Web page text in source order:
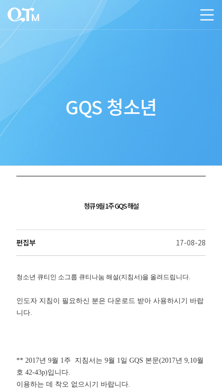
GQS 청소년
청큐 9월 1주 GQS 해설
편집부 17-08-28
청소년 큐티인 소그룹 큐티나눔 해설(지침서)을 올려드립니다
인도자 지침이 필요하신 분은 다운로드 받아 사용하시기 바랍
니다
** 2017년 9월 1주 지침서는 9월 1일 GQS 본문(2017년 9,10월
호 42-43p)입니다.
이용하는 데 착오 없으시기 바랍니다.